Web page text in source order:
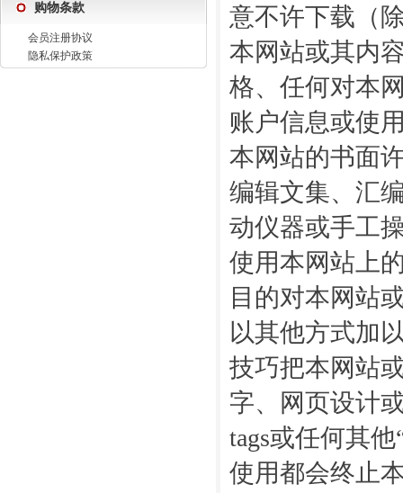
购物条款
会员注册协议
隐私保护政策
意不许下载（
本网站或其内
格、任何对本
账户信息或使
本网站的书面
编辑文集、汇
动仪器或手工
使用本网站上
目的对本网站
以其他方式加
技巧把本网站
字、网页设计
tags或任何其
使用都会终止